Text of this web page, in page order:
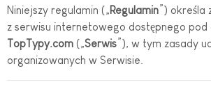
Niniejszy regulamin („Regulamin”) określa
z serwisu internetowego dostępnego pod
TopTypy.com („Serwis”), w tym zasady
organizowanych w Serwisie.